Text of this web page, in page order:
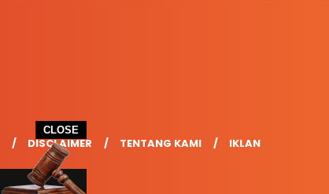
CLOSE
DISCLAIMER TENTANG KAMI IKLAN